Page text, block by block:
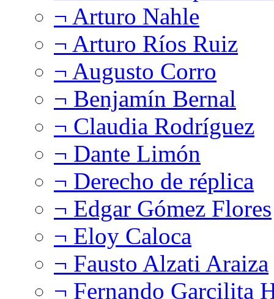
¬ Arturo Nahle
¬ Arturo Ríos Ruiz
¬ Augusto Corro
¬ Benjamín Bernal
¬ Claudia Rodríguez
¬ Dante Limón
¬ Derecho de réplica
¬ Edgar Gómez Flores
¬ Eloy Caloca
¬ Fausto Alzati Araiza
¬ Fernando Garcilita